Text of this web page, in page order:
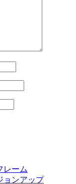
レーム
ョンアップ